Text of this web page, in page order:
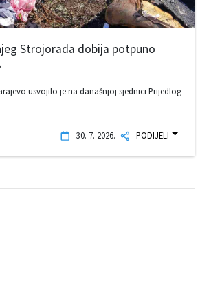
Strojorada dobija potpuno
usvojilo je na današnjoj sjednici Prijedlog
30. 7. 2026. PODIJELI